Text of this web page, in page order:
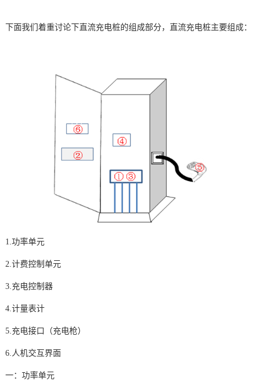
下面我们着重讨论下直流充电桩的组成部分， 直流充电桩主要组成：
1.功率单元
2.计费控制单元
3.充电控制器
4.计量表计
5.充电接口（充电枪）
6.人机交互 界面
一：功率单元